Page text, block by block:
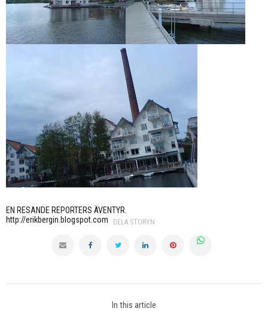
EN RESANDE REPORTERS ÄVENTYR.
http://erikbergin.blogspot.com
DELA STORYN
In this article